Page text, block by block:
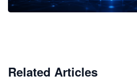
Related Articles